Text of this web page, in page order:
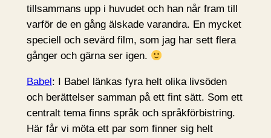
tillsammans upp i huvudet och han når fram till
varför de en gång älskade varandra. En mycket
speciell och sevärd film, som jag har sett flera
gånger och gärna ser igen.
Babel : I Babel länkas fyra helt olika livsöden
och berättelser samman på ett fint sätt. Som ett
centralt tema finns språk och språkförbistring.
Här får vi möta ett par som finner sig helt